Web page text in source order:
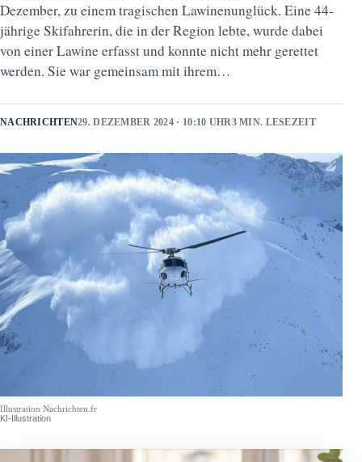
Dezember, zu einem tragischen Lawinenunglück. Eine 44-
jährige Skifahrerin, die in der Region lebte, wurde dabei
von einer Lawine erfasst und konnte nicht mehr gerettet
werden. Sie war gemeinsam mit ihrem…
NACHRICHTEN29. DEZEMBER 2024 · 10:10 UHR3 MIN. LESEZEIT
Illustration Nachrichten.fr
KI-Illustration